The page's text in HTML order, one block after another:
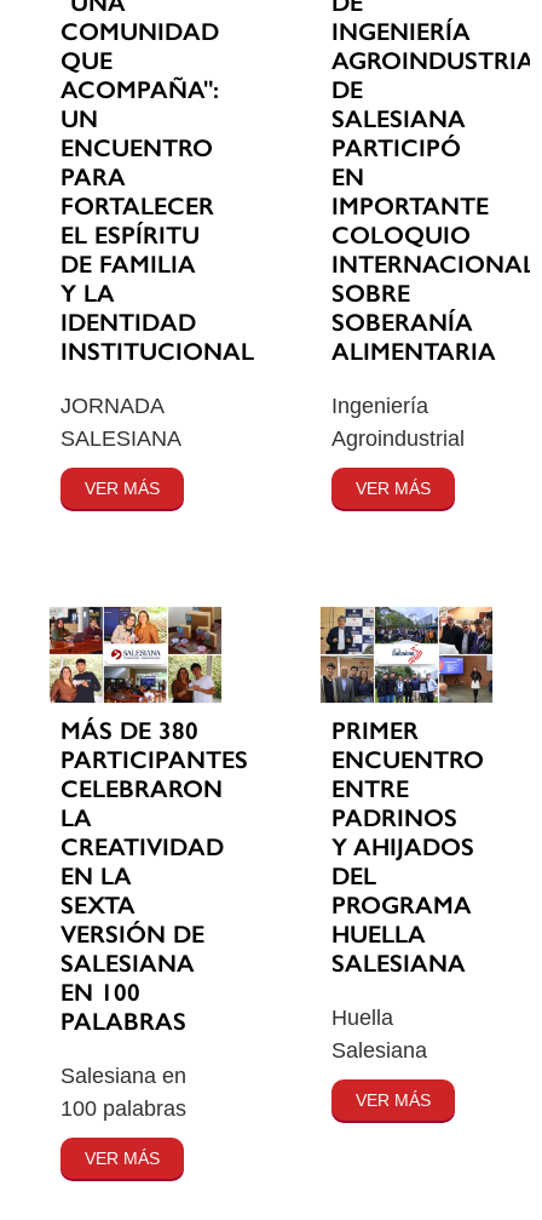
COMUNIDAD
QUE
ACOMPAÑA":
UN
ENCUENTRO
PARA
FORTALECER
EL ESPÍRITU
DE FAMILIA
Y LA
IDENTIDAD
INSTITUCIONAL
JORNADA
SALESIANA
VER MÁS
INGENIERÍA
DE
SALESIANA
PARTICIPÓ
EN
IMPORTANTE
COLOQUIO
INTERNACIONAL
SOBRE
SOBERANÍA
ALIMENTARIA
Ingeniería
Agroindustrial
VER MÁS
MÁS DE 380
PARTICIPANTES
CELEBRARON
LA
CREATIVIDAD
EN LA
SEXTA
VERSIÓN DE
SALESIANA
EN 100
PALABRAS
Salesiana en
100 palabras
VER MÁS
PRIMER
ENCUENTRO
ENTRE
PADRINOS
Y AHIJADOS
DEL
PROGRAMA
HUELLA
SALESIANA
Huella
Salesiana
VER MÁS